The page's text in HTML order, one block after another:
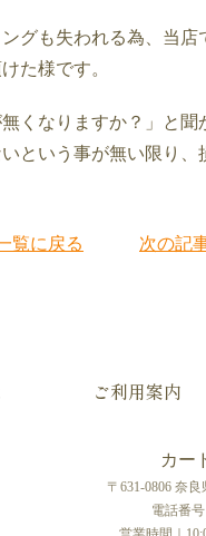
グも失われる為、当
た様です。
くなりますか？」と
という事が無い限り
覧に戻る 次の記
ご利用案内
カー
〒631-0806 奈
電話番